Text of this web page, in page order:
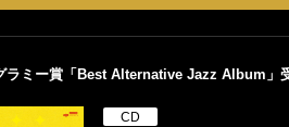
ラミー賞「Best Alternative Jazz Album」
CD